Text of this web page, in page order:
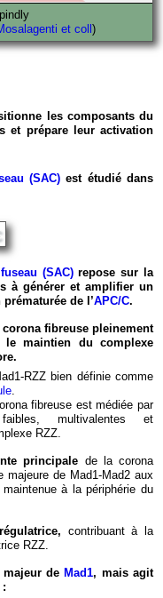
et coll )
les composants du
et prépare leur activation
(SAC) est étudié dans
(SAC)repose sur la
à générer et amplifier un
de l’APC/C.
corona fibreuse pleinement
le maintien du complexe
RZZ bien définie comme
fibreuse est médiée par
multivalentes et
RZZ.
principale de la corona
majeure de Mad1-Mad2 aux
à la périphérie du
contribuant à la
RZZ.
de Mad1, mais agit